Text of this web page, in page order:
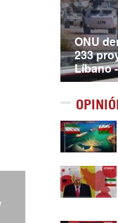
ONU
233
Líbano